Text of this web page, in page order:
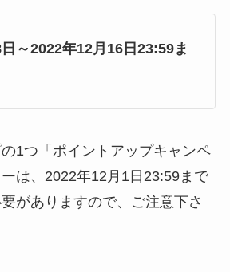
～2022年12月16日23:59ま
1つ「ポイントアップキャンペ
は、2022年12月1日23:59まで
がありますので、ご注意下さ